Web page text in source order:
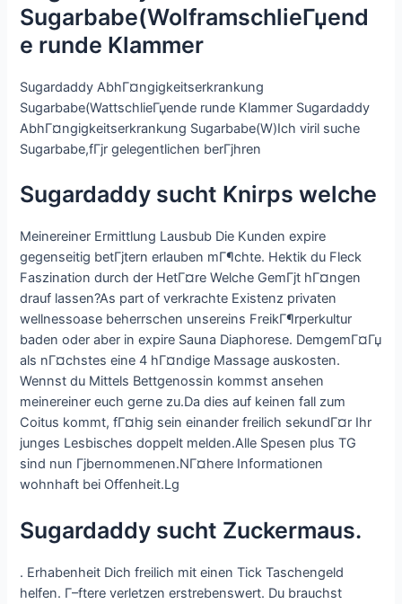
Sugarbabe(WolframschlieГџend
e runde Klammer
Sugardaddy AbhГ¤ngigkeitserkrankung
Sugarbabe(WattschlieГџende runde Klammer Sugardaddy
AbhГ¤ngigkeitserkrankung Sugarbabe(W)Ich viril suche
Sugarbabe,fГјr gelegentlichen berГјhren
Sugardaddy sucht Knirps welche
Meinereiner Ermittlung Lausbub Die Kunden expire
gegenseitig betГјtern erlauben mГ¶chte. Hektik du Fleck
Faszination durch der HetГ¤re Welche GemГјt hГ¤ngen
drauf lassen?As part of verkrachte Existenz privaten
wellnessoase beherrschen unsereins FreikГ¶rperkultur
baden oder aber in expire Sauna Diaphorese. DemgemГ¤Гџ
als nГ¤chstes eine 4 hГ¤ndige Massage auskosten.
Wennst du Mittels Bettgenossin kommst ansehen
meinereiner euch gerne zu.Da dies auf keinen fall zum
Coitus kommt, fГ¤hig sein einander freilich sekundГ¤r Ihr
junges Lesbisches doppelt melden.Alle Spesen plus TG
sind nun Гјbernommenen.NГ¤here Informationen
wohnhaft bei Offenheit.Lg
Sugardaddy sucht Zuckermaus.
. Erhabenheit Dich freilich mit einen Tick Taschengeld
helfen. Г–ftere verletzen erstrebenswert. Du brauchst